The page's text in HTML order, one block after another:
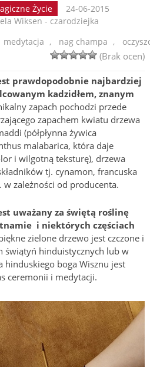
Życie
24-06-2015
Wiksen - czarodziejka
medytacja , nag champa ,
(Brak ocen)
prawdopodobnie najbardziej
kadzidłem, znanym
zapach pochodzi przede
zapachem kwiatu drzewa
(półpłynna żywica
malabarica, która daje
i wilgotną teksturę), drzewa
tj. cynamon, francuska
zależności od producenta.
uważany za świętą roślinę
i niektórych częściach
zielone drzewo jest czczone i
świątyń hinduistycznych lub w
hinduskiego boga Wisznu jest
ceremonii i medytacji.